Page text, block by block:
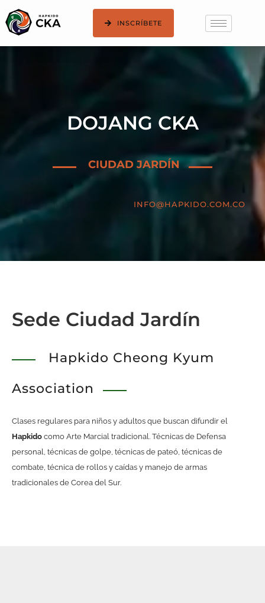
INSCRÍBETE
DOJANG CKA
CIUDAD JARDÍN
Diagonal 15a sur #12-37 | INFO@HAPKIDO.COM.CO
Sede Ciudad Jardín
Hapkido Cheong Kyum
Association
Clases regulares para niños y adultos que buscan difundir el
Hapkido como Arte Marcial tradicional. Técnicas de Defensa
personal, técnicas de golpe, técnicas de pateó, técnicas de
combate, técnica de rollos y caídas y manejo de armas
tradicionales de Corea del Sur.